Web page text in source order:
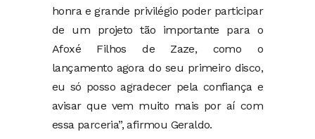
honra e grande privilégio poder participar
de um projeto tão importante para o
Afoxé Filhos de Zaze, como o
lançamento agora do seu primeiro disco,
eu só posso agradecer pela confiança e
avisar que vem muito mais por aí com
essa parceria”, afirmou Geraldo.